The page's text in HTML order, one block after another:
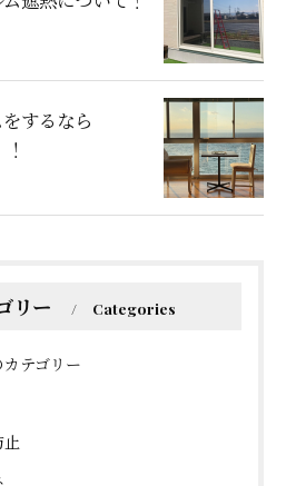
するなら
リー Categories
テゴリー